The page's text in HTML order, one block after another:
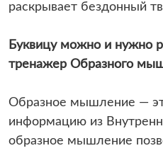
раскрывает бездонный
Буквицу можно и нужно
тренажер Образного
Образное мышление —
информацию из
образное мышление